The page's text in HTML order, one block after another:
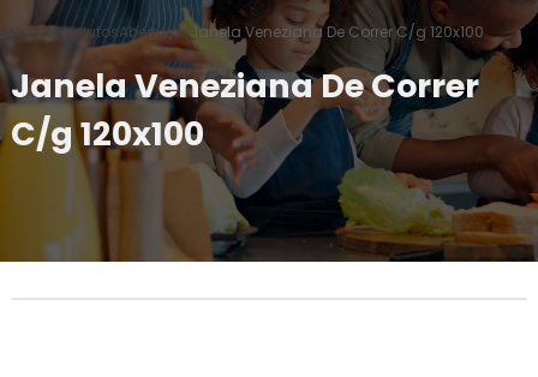
HomeProdutosAberturasJanela Veneziana De Correr C/g 120x100
Janela Veneziana De Correr
C/g 120x100